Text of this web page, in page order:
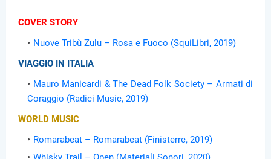
COVER STORY
Nuove Tribù Zulu – Rosa e Fuoco (SquiLibri, 2019)
VIAGGIO IN ITALIA
Mauro Manicardi & The Dead Folk Society – Armati di
Coraggio (Radici Music, 2019)
WORLD MUSIC
Romarabeat – Romarabeat (Finisterre, 2019)